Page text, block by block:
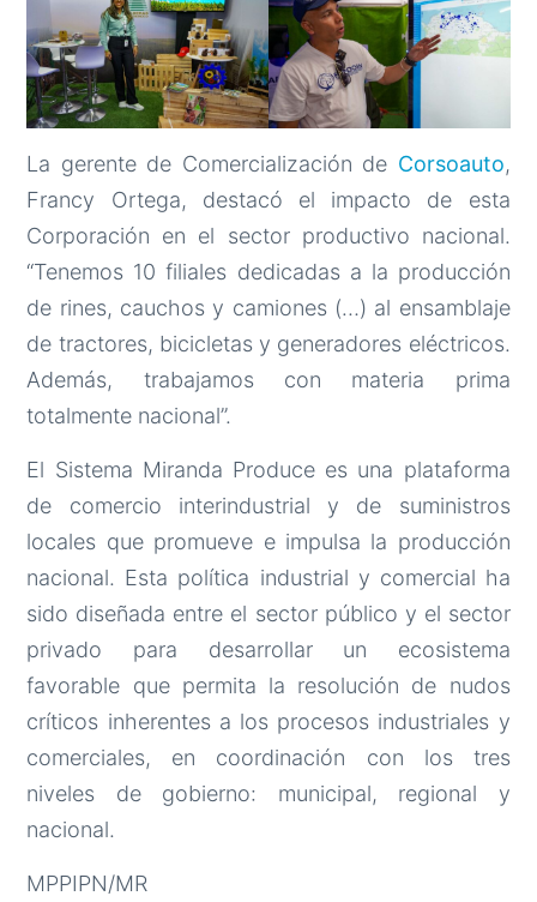
La gerente de Comercialización de Corsoauto,
Francy Ortega, destacó el impacto de esta
Corporación en el sector productivo nacional.
“Tenemos 10 filiales dedicadas a la producción
de rines, cauchos y camiones (…) al ensamblaje
de tractores, bicicletas y generadores eléctricos.
Además, trabajamos con materia prima
totalmente nacional”.
El Sistema Miranda Produce es una plataforma
de comercio interindustrial y de suministros
locales que promueve e impulsa la producción
nacional. Esta política industrial y comercial ha
sido diseñada entre el sector público y el sector
privado para desarrollar un ecosistema
favorable que permita la resolución de nudos
críticos inherentes a los procesos industriales y
comerciales, en coordinación con los tres
niveles de gobierno: municipal, regional y
nacional.
MPPIPN/MR